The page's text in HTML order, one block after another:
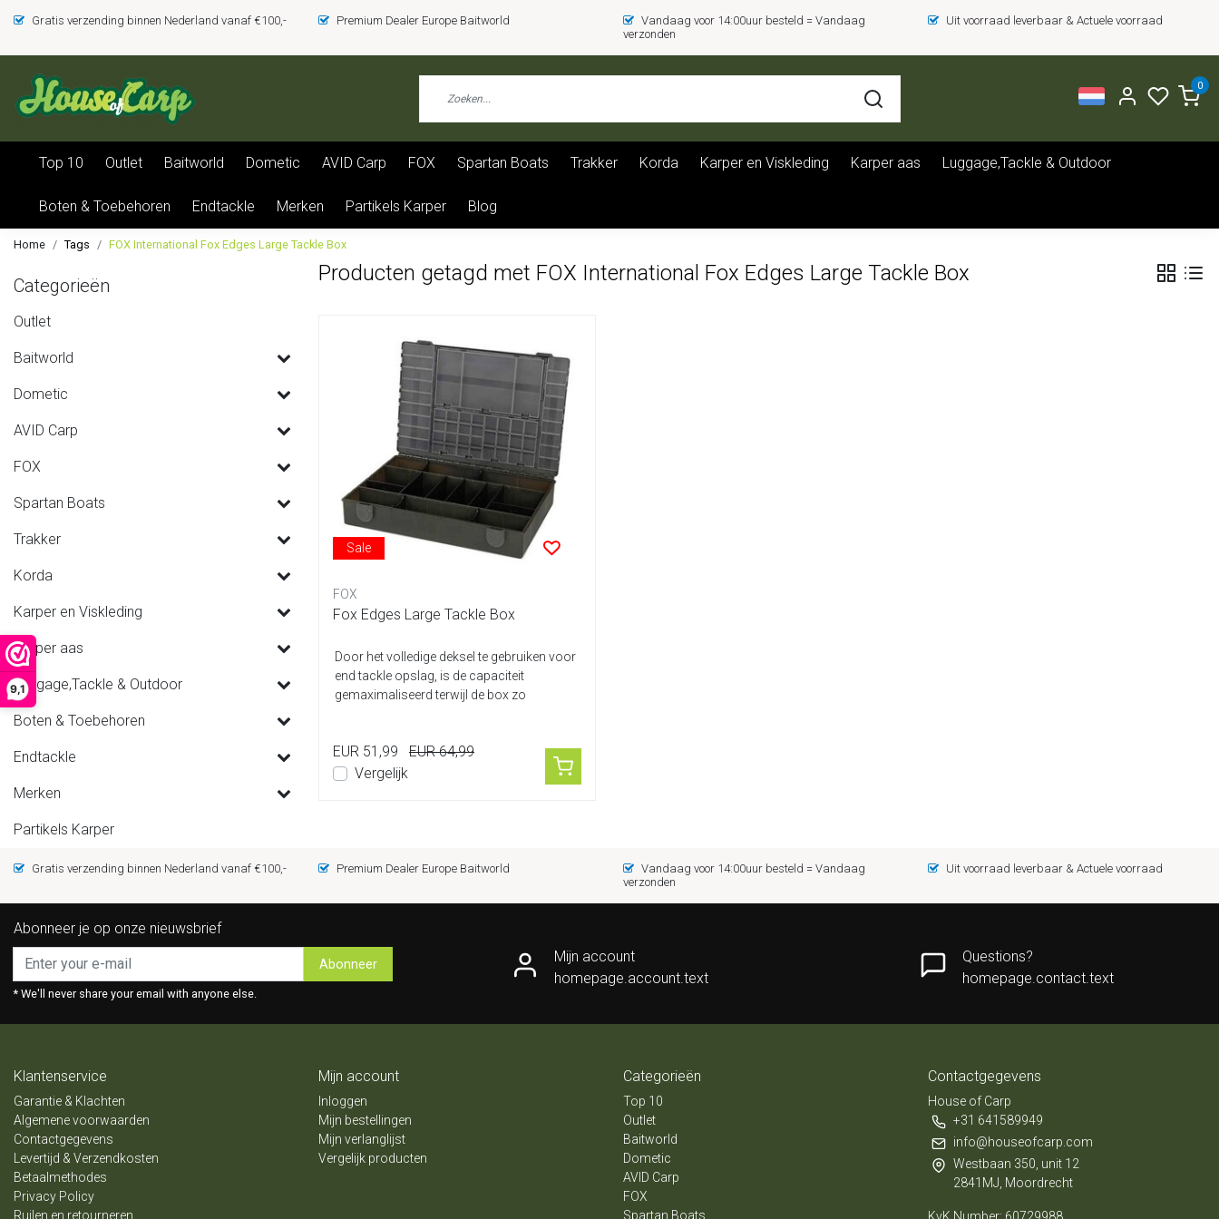
9,1
Gratis verzending binnen Nederland vanaf €100,- Premium Dealer Europe Baitworld
Vandaag voor 14:00uur besteld = Vandaag
verzonden
Uit voorraad leverbaar & Actuele voorraad
0
Top 10 Outlet Baitworld Dometic AVID Carp FOX Spartan Boats Trakker Korda Karper en Viskleding Karper aas Luggage,Tackle & Outdoor
Boten & Toebehoren Endtackle Merken Partikels Karper Blog
Home Tags FOX International Fox Edges Large Tackle Box
Categorieën
Outlet
Baitworld
Dometic
AVID Carp
FOX
Spartan Boats
Trakker
Korda
Karper en Viskleding
Karper aas
Luggage,Tackle & Outdoor
Boten & Toebehoren
Endtackle
Merken
Partikels Karper
Producten getagd met FOX International Fox Edges Large Tackle Box
Sale
FOX
Fox Edges Large Tackle Box
Door het volledige deksel te gebruiken voor
end tackle opslag, is de capaciteit
gemaximaliseerd terwijl de box zo
EUR 51,99
EUR 64,99
Vergelijk
Gratis verzending binnen Nederland vanaf €100,- Premium Dealer Europe Baitworld
Vandaag voor 14:00uur besteld = Vandaag
verzonden
Uit voorraad leverbaar & Actuele voorraad
Abonneer je op onze nieuwsbrief
Abonneer
* We'll never share your email with anyone else.
Mijn account
homepage.account.text
Questions?
homepage.contact.text
Klantenservice
Garantie & Klachten
Algemene voorwaarden
Contactgegevens
Levertijd & Verzendkosten
Betaalmethodes
Privacy Policy
Ruilen en retourneren
Mijn account
Inloggen
Mijn bestellingen
Mijn verlanglijst
Vergelijk producten
Categorieën
Top 10
Outlet
Baitworld
Dometic
AVID Carp
FOX
Spartan Boats
Contactgegevens
House of Carp
+31 641589949
info@houseofcarp.com
Westbaan 350, unit 12
2841MJ, Moordrecht